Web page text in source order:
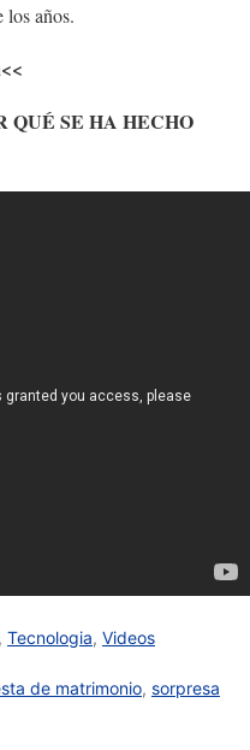
los años.
SE HA HECHO
, Tecnologia, Videos
de matrimonio, sorpresa